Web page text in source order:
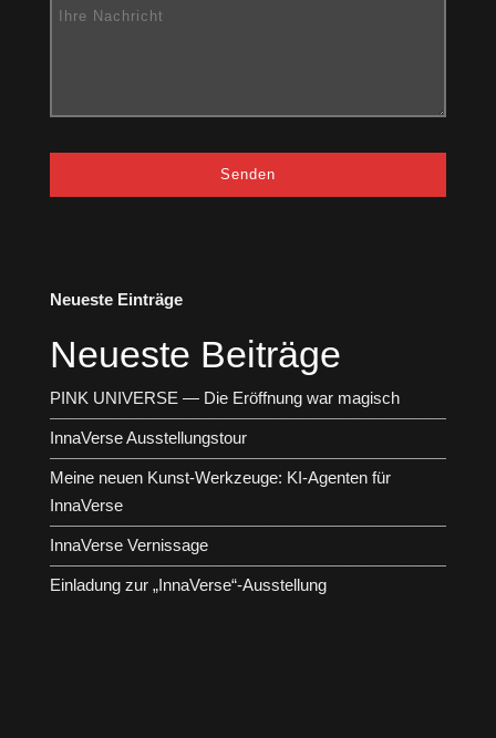
Neueste Einträge
Neueste Beiträge
PINK UNIVERSE — Die Eröffnung war magisch
InnaVerse Ausstellungstour
Meine neuen Kunst-Werkzeuge: KI-Agenten für
InnaVerse
InnaVerse Vernissage
Einladung zur „InnaVerse“-Ausstellung